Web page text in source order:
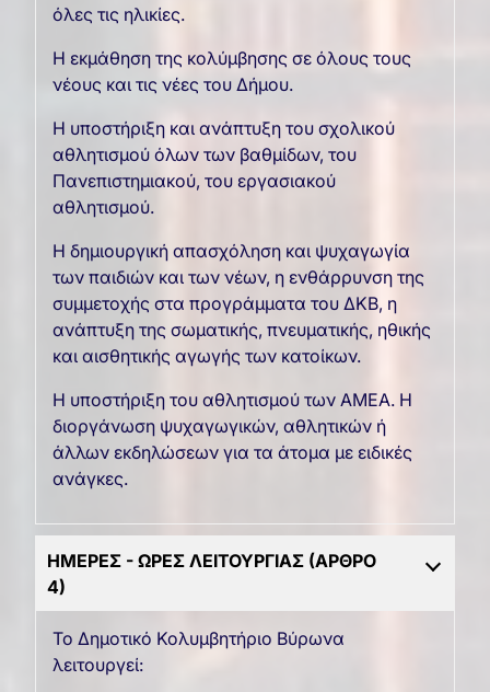
όλες τις ηλικίες.
Η εκμάθηση της κολύμβησης σε όλους τους
νέους και τις νέες του Δήμου.
Η υποστήριξη και ανάπτυξη του σχολικού
αθλητισμού όλων των βαθμίδων, του
Πανεπιστημιακού, του εργασιακού
αθλητισμού.
Η δημιουργική απασχόληση και ψυχαγωγία
των παιδιών και των νέων, η ενθάρρυνση της
συμμετοχής στα προγράμματα του ΔΚΒ, η
ανάπτυξη της σωματικής, πνευματικής, ηθικής
και αισθητικής αγωγής των κατοίκων.
Η υποστήριξη του αθλητισμού των ΑΜΕΑ. Η
διοργάνωση ψυχαγωγικών, αθλητικών ή
άλλων εκδηλώσεων για τα άτομα με ειδικές
ανάγκες.
ΗΜΕΡΕΣ - ΩΡΕΣ ΛΕΙΤΟΥΡΓΙΑΣ (ΑΡΘΡΟ
4)
Το Δημοτικό Κολυμβητήριο Βύρωνα
λειτουργεί: